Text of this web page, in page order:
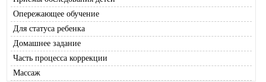
Опережающее обучение
Для статуса ребенка
Домашнее задание
Часть процесса коррекции
Массаж